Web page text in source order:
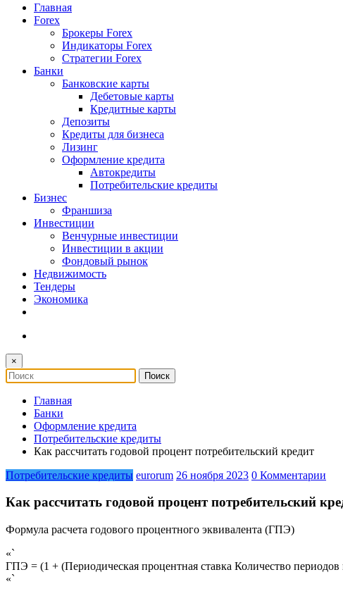
Главная
Forex
Брокеры Forex
Индикаторы Forex
Стратегии Forex
Банки
Банковские карты
Дебетовые карты
Кредитные карты
Депозиты
Кредиты для бизнеса
Лизинг
Оформление кредита
Автокредиты
Потребительские кредиты
Бизнес
Франшиза
Инвестиции
Венчурные инвестиции
Инвестиции в акции
Фондовый рынок
Недвижимость
Тендеры
Экономика
×
Главная
Банки
Оформление кредита
Потребительские кредиты
Как рассчитать годовой процент потребительский кредит
Потребительские кредиты eurorum 26 ноября 2023 0 Комментарии
Как рассчитать годовой процент потребительский
Формула расчета годового процентного эквивалента (ГПЭ)
«`
ГПЭ = (1 + (Периодическая процентная ставка Количество
«`